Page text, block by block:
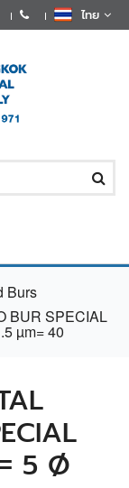
ไทย
Burs
BUR SPECIAL
µm= 40
5 Ø